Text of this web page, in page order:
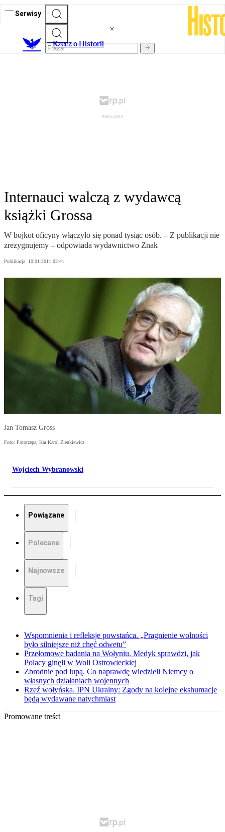
Serwisy
Rzecz o Historii
Internauci walczą z wydawcą
książki Grossa
W bojkot oficyny włączyło się ponad tysiąc osób. – Z publikacji nie
zrezygnujemy – odpowiada wydawnictwo Znak
Publikacja: 10.01.2011 02:41
Jan Tomasz Gross
Foto: Fotorzepa, Kar Karol Zienkiewicz
Wojciech Wybranowski
Powiązane
Polecane
Najnowsze
Tagi
Wspomnienia i refleksje powstańca. „Pragnienie wolności
było silniejsze niż chęć odwetu”
Przełomowe badania na Wołyniu. Medyk sprawdzi, jak
Polacy ginęli w Woli Ostrowieckiej
Zbrodnie pod lupą. Co naprawdę wiedzieli Niemcy o
własnych działaniach wojennych
Rzeź wołyńska. IPN Ukrainy: Zgody na kolejne ekshumacje
będą wydawane natychmiast
Promowane treści